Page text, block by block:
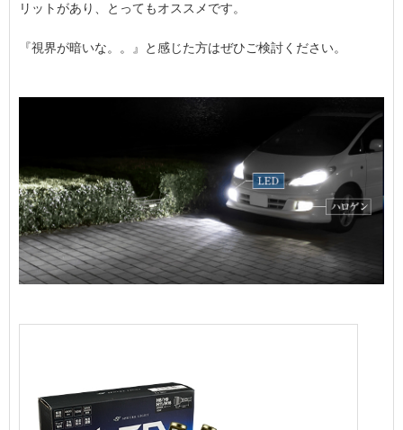
リットがあり、とってもオススメです。
『視界が暗いな。。』と感じた方はぜひご検討ください。